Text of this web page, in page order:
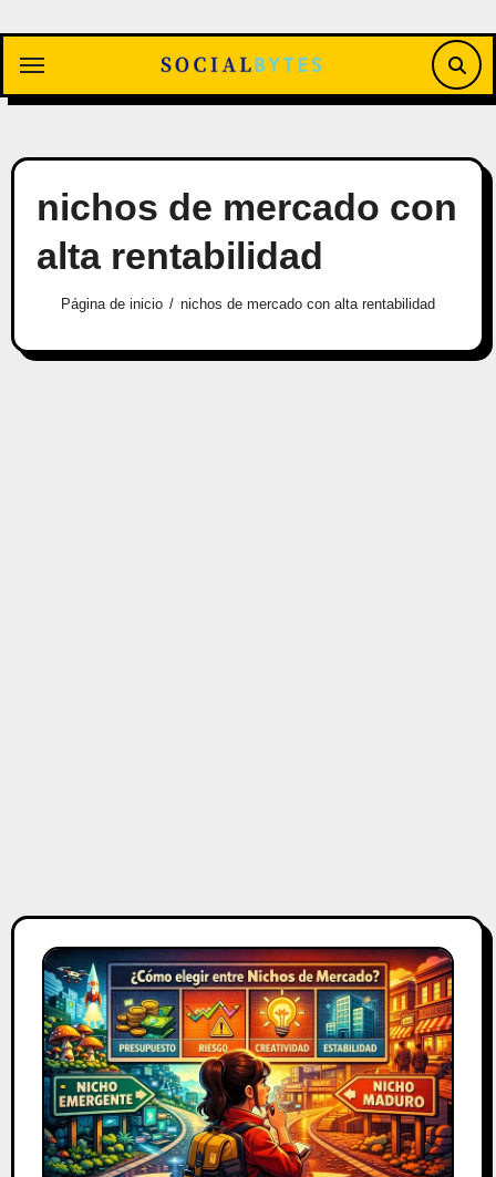
contenido
nichos de mercado con
alta rentabilidad
Página de inicio nichos de mercado con alta rentabilidad